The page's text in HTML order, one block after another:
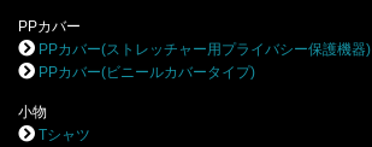
PPカバー
PPカバー(ストレッチャー用プライバシー保護機器)
PPカバー(ビニールカバータイプ)
小物
Tシャツ